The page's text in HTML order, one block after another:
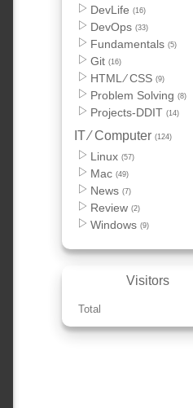
DevLife (16)
DevOps (33)
Fundamentals (5)
Git (16)
HTML ⁄ CSS (9)
Problem Solving (8)
Projects-DDIT (14)
IT ⁄ Computer (124)
Linux (57)
Mac (49)
News (7)
Review (2)
Windows (9)
Visitors
Total